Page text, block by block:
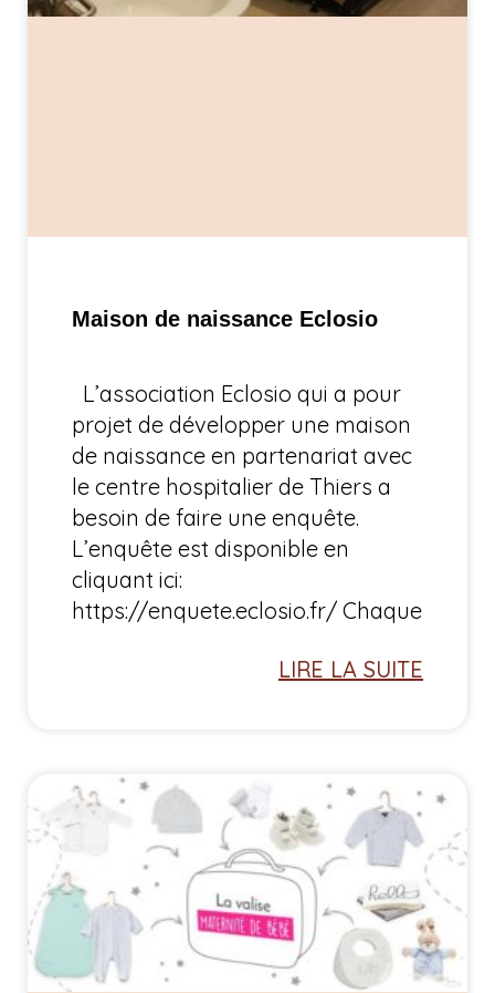
Maison de naissance Eclosio
L’association Eclosio qui a pour
projet de développer une maison
de naissance en partenariat avec
le centre hospitalier de Thiers a
besoin de faire une enquête.
L’enquête est disponible en
cliquant ici:
https://enquete.eclosio.fr/ Chaque
LIRE LA SUITE